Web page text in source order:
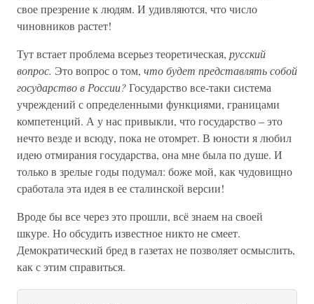
свое презрение к людям. И удивляются, что число
чиновников растет!
Тут встает проблема всерьез теоретическая, русский
вопрос. Это вопрос о том, что будет представлять собой
государство в России?Государство все-таки система
учреждений с определенными функциями, границами
компетенций. А у нас привыкли, что государство – это
нечто везде и всюду, пока не отомрет. В юности я любил
идею отмирания государства, она мне была по душе. И
только в зрелые годы подумал: боже мой, как чудовищно
сработала эта идея в ее сталинской версии!
Вроде бы все через это прошли, всё знаем на своей
шкуре. Но обсудить известное никто не смеет.
Демократический бред в газетах не позволяет осмыслить,
как с этим справиться.